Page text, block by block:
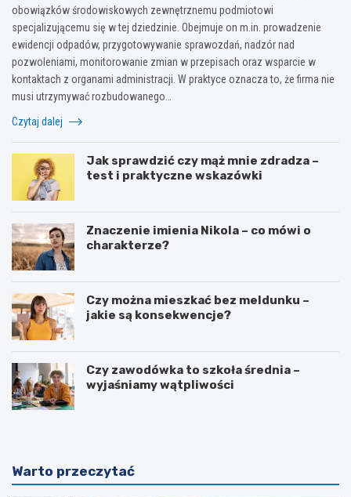
obowiązków środowiskowych zewnętrznemu podmiotowi
specjalizującemu się w tej dziedzinie. Obejmuje on m.in. prowadzenie
ewidencji odpadów, przygotowywanie sprawozdań, nadzór nad
pozwoleniami, monitorowanie zmian w przepisach oraz wsparcie w
kontaktach z organami administracji. W praktyce oznacza to, że firma nie
musi utrzymywać rozbudowanego…
Czytaj dalej
Jak sprawdzić czy mąż mnie zdradza –
test i praktyczne wskazówki
Znaczenie imienia Nikola – co mówi o
charakterze?
Czy można mieszkać bez meldunku –
jakie są konsekwencje?
Czy zawodówka to szkoła średnia –
wyjaśniamy wątpliwości
Warto przeczytać